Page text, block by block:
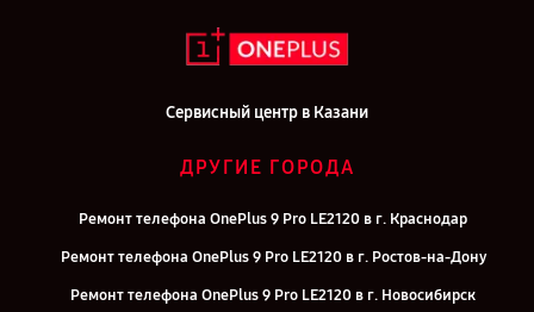
Сервисный центр в Казани
ДРУГИЕ ГОРОДА
Ремонт телефона OnePlus 9 Pro LE2120 в г. Краснодар
Ремонт телефона OnePlus 9 Pro LE2120 в г. Ростов-на-Дону
Ремонт телефона OnePlus 9 Pro LE2120 в г. Новосибирск